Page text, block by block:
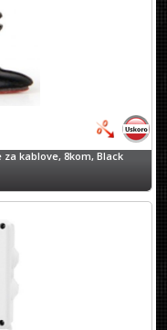
za kablove, 8kom, Black